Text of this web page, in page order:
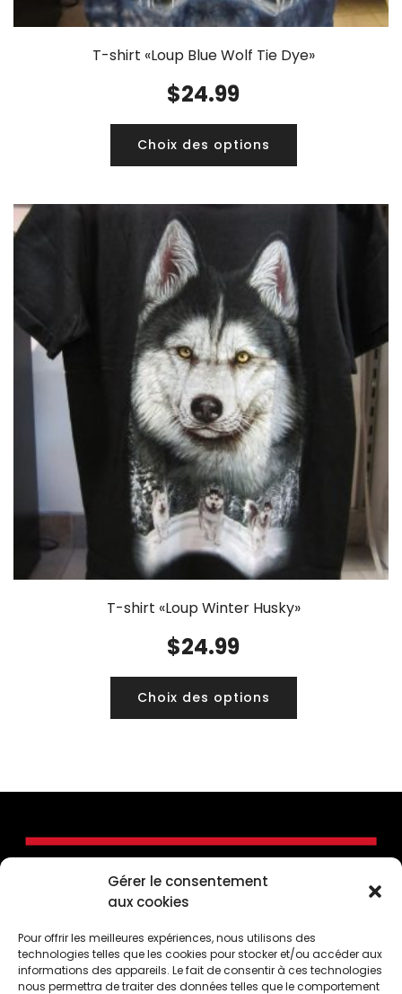
Gérer le consentement
aux cookies
Pour offrir les meilleures expériences, nous utilisons des
technologies telles que les cookies pour stocker et/ou accéder aux
informations des appareils. Le fait de consentir à ces technologies
nous permettra de traiter des données telles que le comportement
T-shirt «Loup Blue Wolf Tie Dye»
$24.99
Choix des options
T-shirt «Loup Winter Husky»
$24.99
Choix des options